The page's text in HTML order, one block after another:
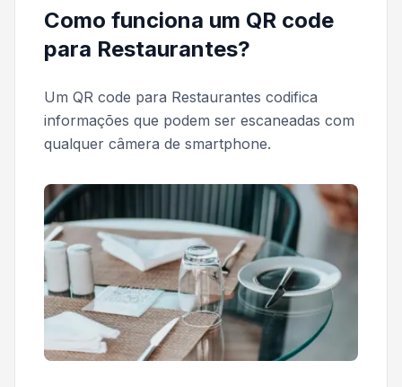
Como funciona um QR code
para Restaurantes?
Um QR code para Restaurantes codifica
informações que podem ser escaneadas com
qualquer câmera de smartphone.